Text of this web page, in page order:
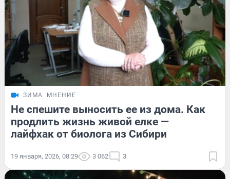
ЗИМА МНЕНИЕ
Не спешите выносить ее из дома. Как
продлить жизнь живой елке —
лайфхак от биолога из Сибири
19 января, 2026, 08:29 3 062 3